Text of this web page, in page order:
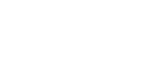
van passief inkomen